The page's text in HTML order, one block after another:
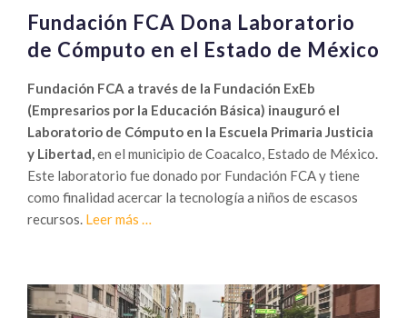
Fundación FCA Dona Laboratorio
de Cómputo en el Estado de México
Fundación FCA a través de la Fundación ExEb
(Empresarios por la Educación Básica) inauguró el
Laboratorio de Cómputo en la Escuela Primaria Justicia
y Libertad,en el municipio de Coacalco, Estado de México.
Este laboratorio fue donado por Fundación FCA y tiene
como finalidad acercar la tecnología a niños de escasos
recursos. Leer más
Dona
Laboratorio
…